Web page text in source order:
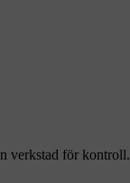
verkstad för kontroll.